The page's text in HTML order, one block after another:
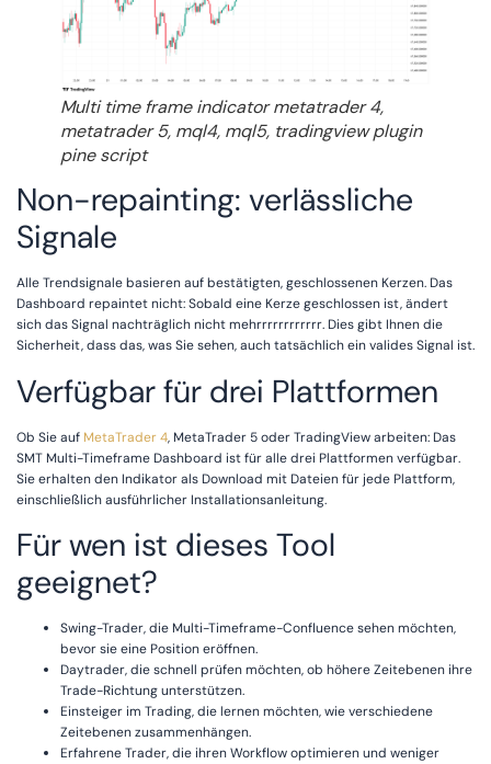
Multi time frame indicator metatrader 4,
metatrader 5, mql4, mql5, tradingview plugin
pine script
Non-repainting: verlässliche
Signale
Alle Trendsignale basieren auf bestätigten, geschlossenen Kerzen. Das
Dashboard repaintet nicht: Sobald eine Kerze geschlossen ist, ändert
sich das Signal nachträglich nicht mehrrrrrrrrrrrr. Dies gibt Ihnen die
Sicherheit, dass das, was Sie sehen, auch tatsächlich ein valides Signal ist.
Verfügbar für drei Plattformen
Ob Sie auf MetaTrader 4, MetaTrader 5 oder TradingView arbeiten: Das
SMT Multi-Timeframe Dashboard ist für alle drei Plattformen verfügbar.
Sie erhalten den Indikator als Download mit Dateien für jede Plattform,
einschließlich ausführlicher Installationsanleitung.
Für wen ist dieses Tool
geeignet?
Swing-Trader, die Multi-Timeframe-Confluence sehen möchten,
bevor sie eine Position eröffnen.
Daytrader, die schnell prüfen möchten, ob höhere Zeitebenen ihre
Trade-Richtung unterstützen.
Einsteiger im Trading, die lernen möchten, wie verschiedene
Zeitebenen zusammenhängen.
Erfahrene Trader, die ihren Workflow optimieren und weniger